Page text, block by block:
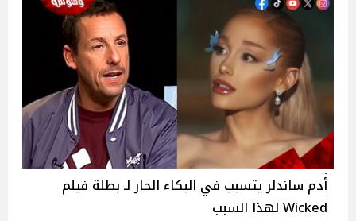
أدم ساندلر يتسبب في البكاء الحار لـ بطلة فيلم
Wicked لهذا السبب